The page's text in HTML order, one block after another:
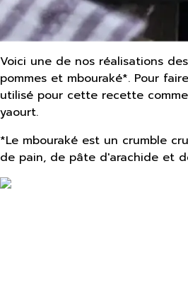
Voici une de nos réalisations
pommes et mbouraké*. Pour
utilisé pour cette recette
yaourt.
*Le mbouraké est un crumble
de pain, de pâte d'arachide et